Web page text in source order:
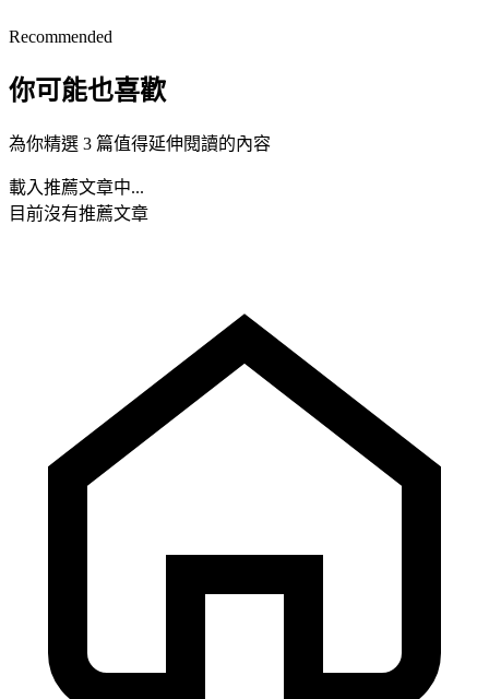
Recommended
你可能也喜歡
為你精選 3 篇值得延伸閱讀的內容
載入推薦文章中...
目前沒有推薦文章